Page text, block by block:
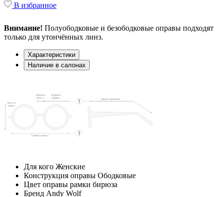
В избранное
Внимание! Полуободковые и безободковые оправы подходят
только для утончённых линз.
Характеристики
Наличие в салонах
Для кого Женские
Конструкция оправы Ободковые
Цвет оправы рамки бирюза
Бренд Andy Wolf